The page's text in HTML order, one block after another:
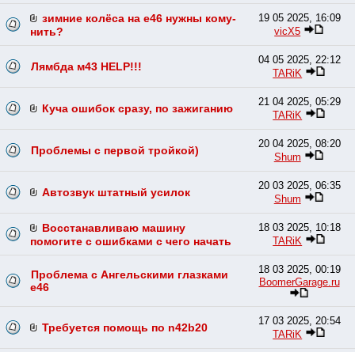
зимние колёса на е46 нужны кому-
нить?
19 05 2025, 16:09
vicX5
Лямбда м43 HELP!!!
04 05 2025, 22:12
TARiK
Куча ошибок сразу, по зажиганию
21 04 2025, 05:29
TARiK
Проблемы с первой тройкой)
20 04 2025, 08:20
Shum
Автозвук штатный усилок
20 03 2025, 06:35
Shum
Восстанавливаю машину
помогите с ошибками с чего начать
18 03 2025, 10:18
TARiK
Проблема с Ангельскими глазками
е46
18 03 2025, 00:19
BoomerGarage.ru
Требуется помощь по n42b20
17 03 2025, 20:54
TARiK